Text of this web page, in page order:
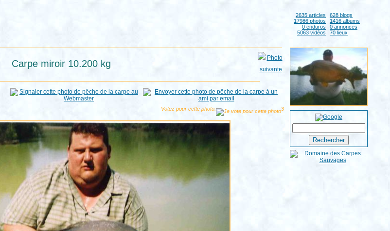
2635 articles
628 blogs
17986 photos
1416 albums
0 enduros
0 annonces
5063 vidéos
70 lieux
Carpe miroir 10.200 kg
Votez pour cette photo: 3